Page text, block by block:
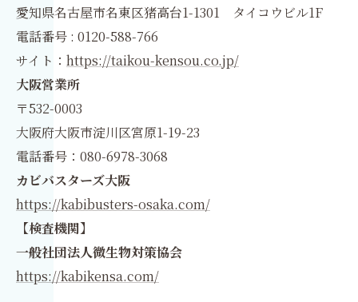
愛知県名古屋市名東区猪高台1-1301 タイコウビル1F
電話番号 : 0120-588-766
サイト： https://taikou-kensou.co.jp/
大阪営業所
〒532-0003
大阪府大阪市淀川区宮原1-19-23
電話番号：080-6978-3068
カビバスターズ大阪
https://kabibusters-osaka.com/
【検査機関】
一般社団法人微生物対策協会
https://kabikensa.com/